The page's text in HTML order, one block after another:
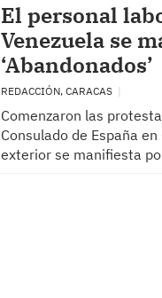
El personal
Venezuela se
‘Abandonados’
REDACCIÓN, CARACAS
Comenzaron las
Consulado de España
exterior se manifiesta